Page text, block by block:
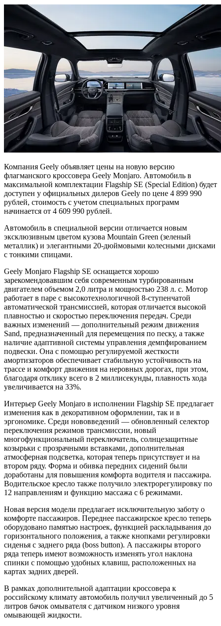
Компания Geely объявляет цены на новую версию
флагманского кроссовера Geely Monjaro. Автомобиль в
максимальной комплектации Flagship SE (Special Edition) будет
доступен у официальных дилеров Geely по цене 4 899 990
рублей, стоимость с учетом специальных программ
начинается от 4 609 990 рублей.
Автомобиль в специальной версии отличается новым
эксклюзивным цветом кузова Mountain Green (зеленый
металлик) и элегантными 20-дюймовыми колесными дисками
с тонкими спицами.
Geely Monjaro Flagship SE оснащается хорошо
зарекомендовавшим себя современным турбированным
двигателем объемом 2,0 литра и мощностью 238 л. с. Мотор
работает в паре с высокотехнологичной 8-ступенчатой
автоматической трансмиссией, которая отличается высокой
плавностью и скоростью переключения передач. Среди
важных изменений — дополнительный режим движения
Sand, предназначенный для перемещения по песку, а также
наличие адаптивной системы управления демпфированием
подвески. Она с помощью регулируемой жесткости
амортизаторов обеспечивает стабильную устойчивость на
трассе и комфорт движения на неровных дорогах, при этом,
благодаря отклику всего в 2 миллисекунды, плавность хода
увеличивается на 33%.
Интерьер Geely Monjaro в исполнении Flagship SE предлагает
изменения как в декоративном оформлении, так и в
эргономике. Среди нововведений — обновленный селектор
переключения режимов трансмиссии, новый
многофункциональный переключатель, солнцезащитные
козырьки с прозрачными вставками, дополнительная
атмосферная подсветка, которая теперь присутствует и на
втором ряду. Форма и обивка передних сидений были
доработаны для повышения комфорта водителя и пассажира.
Водительское кресло также получило электрорегулировку по
12 направлениям и функцию массажа с 6 режимами.
Новая версия модели предлагает исключительную заботу о
комфорте пассажиров. Переднее пассажирское кресло теперь
оборудовано памятью настроек, функцией раскладывания до
горизонтального положения, а также кнопками регулировки
сиденья с заднего ряда (boss button). А пассажиры второго
ряда теперь имеют возможность изменять угол наклона
спинки с помощью удобных клавиш, расположенных на
картах задних дверей.
В рамках дополнительной адаптации кроссовера к
российскому климату автомобиль получил увеличенный до 5
литров бачок омывателя с датчиком низкого уровня
омывающей жидкости.